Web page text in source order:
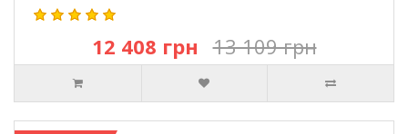
12 408 грн 13 109 грн